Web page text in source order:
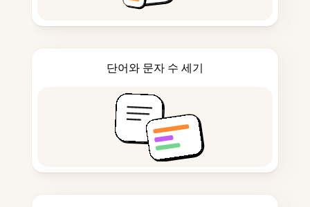
단어와 문자 수 세기